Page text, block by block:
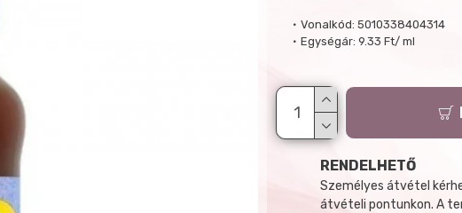
Vonalkód: 5010338404314
Egységár: 9.33 Ft/ ml
RENDELHETŐ
Személyes átvétel
átvételi pontunkon. A